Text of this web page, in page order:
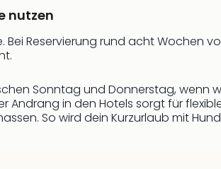
nutzen
Reservierung rund acht Wochen
Sonntag und Donnerstag, wenn
Andrang in den Hotels sorgt für
So wird dein Kurzurlaub mit